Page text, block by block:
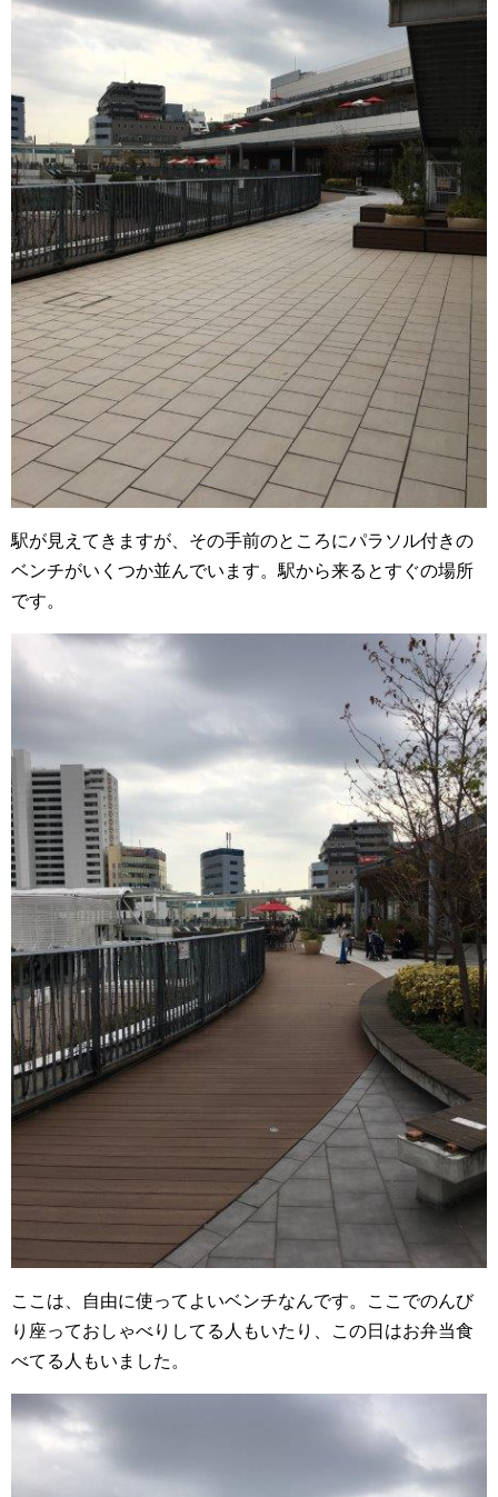
駅が見えてきますが、その手前のところにパラソル付きの
ベンチがいくつか並んでいます。駅から来るとすぐの場所
です。
ここは、自由に使ってよいベンチなんです。ここでのんび
り座っておしゃべりしてる人もいたり、この日はお弁当食
べてる人もいました。